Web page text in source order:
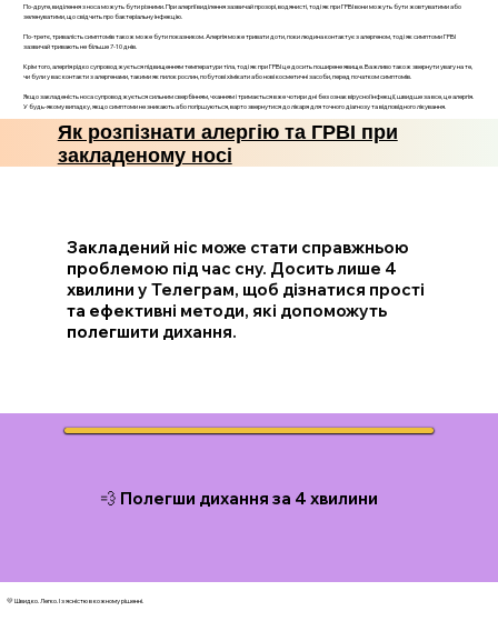
По-друге, виділення з носа можуть бути різними. При алергії виділення зазвичай прозорі, водянисті, тоді як при ГРВІ вони можуть бути жовтуватими або
зеленуватими, що свідчить про бактеріальну інфекцію.
По-третє, тривалість симптомів також може бути показником. Алергія може тривати доти, поки людина контактує з алергеном, тоді як симптоми ГРВІ
зазвичай тривають не більше 7-10 днів.
Крім того, алергія рідко супроводжується підвищенням температури тіла, тоді як при ГРВІ це досить поширене явище. Важливо також звернути увагу на те,
чи були у вас контакти з алергенами, такими як пилок рослин, побутові хімікати або нові косметичні засоби, перед початком симптомів.
Якщо закладеність носа супроводжується сильним свербінням, чханням і тримається вже чотири дні без ознак вірусної інфекції, швидше за все, це алергія.
У будь-якому випадку, якщо симптоми не зникають або погіршуються, варто звернутися до лікаря для точного діагнозу та відповідного лікування.
Як розпізнати алергію та ГРВІ при
закладеному носі
Закладений ніс може стати справжньою
проблемою під час сну. Досить лише 4
хвилини у Телеграм, щоб дізнатися прості
та ефективні методи, які допоможуть
полегшити дихання.
💨 Полегши дихання за 4 хвилини
💛 Швидко. Легко. І з ясністю в кожному рішенні.